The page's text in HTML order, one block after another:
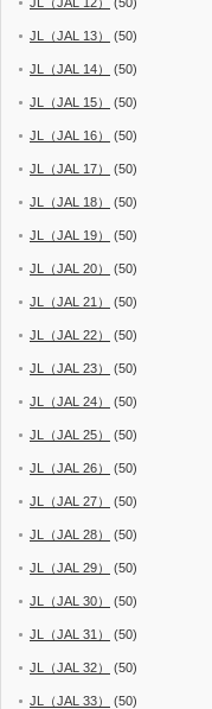
JL（JAL 13） (50)
JL（JAL 14） (50)
JL（JAL 15） (50)
JL（JAL 16） (50)
JL（JAL 17） (50)
JL（JAL 18） (50)
JL（JAL 19） (50)
JL（JAL 20） (50)
JL（JAL 21） (50)
JL（JAL 22） (50)
JL（JAL 23） (50)
JL（JAL 24） (50)
JL（JAL 25） (50)
JL（JAL 26） (50)
JL（JAL 27） (50)
JL（JAL 28） (50)
JL（JAL 29） (50)
JL（JAL 30） (50)
JL（JAL 31） (50)
JL（JAL 32） (50)
JL（JAL 33） (50)